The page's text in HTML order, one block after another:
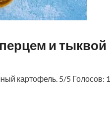
и тыквой
картофель. 5/5 Голосов: 1